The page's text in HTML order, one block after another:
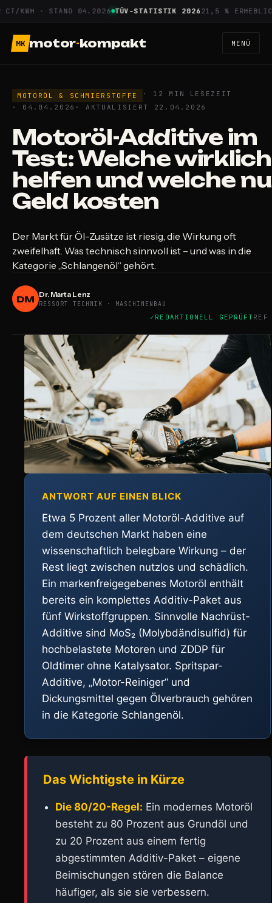
Zum
Inhalt
springen
· STAND 04.2026 TÜV-STATISTIK 202621,5 % ERHEBLICHE
MK motor-kompakt MENÜ
MOTORÖL & SCHMIERSTOFFE
· 12 MIN LESEZEIT
· 04.04.2026 · AKTUALISIERT 22.04.2026
Motoröl-Additive im
Test: Welche wirklich
helfen und welche
Geld kosten
Der Markt für Öl-Zusätze ist riesig, die Wirkung oft
zweifelhaft. Was technisch sinnvoll ist – und was in die
Kategorie „Schlangenöl“ gehört.
DM Dr. Marta Lenz
RESSORT TECHNIK · MASCHINENBAU
REDAKTIONELL GEPRÜFT
ANTWORT AUF EINEN BLICK
Etwa 5 Prozent aller Motoröl-Additive auf
dem deutschen Markt haben eine
wissenschaftlich belegbare Wirkung – der
Rest liegt zwischen nutzlos und schädlich.
Ein markenfreigegebenes Motoröl enthält
bereits ein komplettes Additiv-Paket aus
fünf Wirkstoffgruppen. Sinnvolle Nachrüst-
Additive sind MoS₂ (Molybdändisulfid) für
hochbelastete Motoren und ZDDP für
Oldtimer ohne Katalysator. Spritspar-
Additive, „Motor-Reiniger“ und
Dickungsmittel gegen Ölverbrauch gehören
in die Kategorie Schlangenöl.
Das Wichtigste in Kürze
Die 80/20-Regel: Ein modernes Motoröl
besteht zu 80 Prozent aus Grundöl und
zu 20 Prozent aus einem fertig
abgestimmten Additiv-Paket – eigene
Beimischungen stören die Balance
häufiger, als sie sie verbessern.